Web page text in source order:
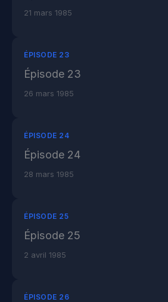
21 mars 1985
ÉPISODE 23
Épisode 23
26 mars 1985
ÉPISODE 24
Épisode 24
28 mars 1985
ÉPISODE 25
Épisode 25
2 avril 1985
ÉPISODE 26